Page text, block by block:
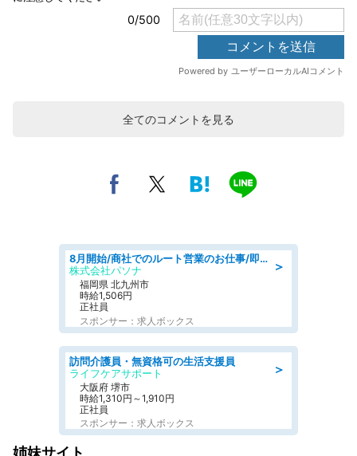
全てのコメントを見る
＞
8月開始/商社でのルート営業のお仕事/即日勤務可/車通勤可/営業
株式会社パソナ
福岡県 北九州市
時給1,506円
正社員
スポンサー：求人ボックス
＞
訪問介護員・無資格可の生活支援員
ライフケアサポート
大阪府 堺市
時給1,310円～1,910円
正社員
スポンサー：求人ボックス
姉妹サイト